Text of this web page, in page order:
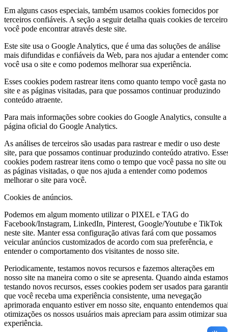
Em alguns casos especiais, também usamos cookies fornecidos por
terceiros confiáveis. A seção a seguir detalha quais cookies de
você pode encontrar através deste site.
Este site usa o Google Analytics, que é uma das soluções de análise
mais difundidas e confiáveis da Web, para nos ajudar a entender
você usa o site e como podemos melhorar sua experiência.
Esses cookies podem rastrear itens como quanto tempo você gasta no
site e as páginas visitadas, para que possamos continuar produzindo
conteúdo atraente.
Para mais informações sobre cookies do Google Analytics, consulte a
página oficial do Google Analytics.
As análises de terceiros são usadas para rastrear e medir o uso deste
site, para que possamos continuar produzindo conteúdo atrativo.
cookies podem rastrear itens como o tempo que você passa no site ou
as páginas visitadas, o que nos ajuda a entender como podemos
melhorar o site para você.
Cookies de anúncios.
Podemos em algum momento utilizar o PIXEL e TAG do
Facebook/Instagram, LinkedIn, Pinterest, Google/Youtube e TikTok
neste site. Manter essa configuração ativas fará com que possamos
veicular anúncios customizados de acordo com sua preferência, e
entender o comportamento dos visitantes de nosso site.
Periodicamente, testamos novos recursos e fazemos alterações em
nosso site na maneira como o site se apresenta. Quando ainda estamos
testando novos recursos, esses cookies podem ser usados para garantir
que você receba uma experiência consistente, uma nevegação
aprimorada enquanto estiver em nosso site, enquanto entendemos
otimizações os nossos usuários mais apreciam para assim otimizar sua
experiência.